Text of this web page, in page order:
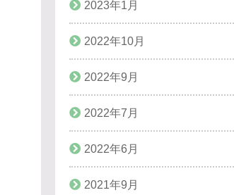
2023年1月
2022年10月
2022年9月
2022年7月
2022年6月
2021年9月